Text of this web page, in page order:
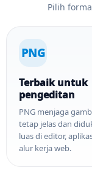
Pilih
PNG
Terbaik untuk
pengeditan
PNG menjaga
tetap jelas dan
luas di editor,
alur kerja web.